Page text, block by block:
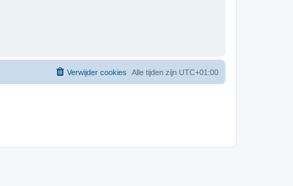
Alle tijden zijn UTC+01:00
Verwijder cookies